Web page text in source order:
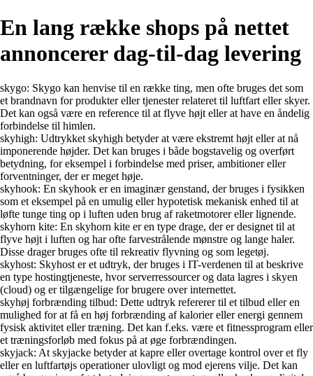
En lang række shops på nettet
annoncerer dag-til-dag levering
skygo: Skygo kan henvise til en række ting, men ofte bruges det som
et brandnavn for produkter eller tjenester relateret til luftfart eller skyer.
Det kan også være en reference til at flyve højt eller at have en åndelig
forbindelse til himlen.
skyhigh: Udtrykket skyhigh betyder at være ekstremt højt eller at nå
imponerende højder. Det kan bruges i både bogstavelig og overført
betydning, for eksempel i forbindelse med priser, ambitioner eller
forventninger, der er meget høje.
skyhook: En skyhook er en imaginær genstand, der bruges i fysikken
som et eksempel på en umulig eller hypotetisk mekanisk enhed til at
løfte tunge ting op i luften uden brug af raketmotorer eller lignende.
skyhorn kite: En skyhorn kite er en type drage, der er designet til at
flyve højt i luften og har ofte farvestrålende mønstre og lange haler.
Disse drager bruges ofte til rekreativ flyvning og som legetøj.
skyhost: Skyhost er et udtryk, der bruges i IT-verdenen til at beskrive
en type hostingtjeneste, hvor serverressourcer og data lagres i skyen
(cloud) og er tilgængelige for brugere over internettet.
skyhøj forbrænding tilbud: Dette udtryk refererer til et tilbud eller en
mulighed for at få en høj forbrænding af kalorier eller energi gennem
fysisk aktivitet eller træning. Det kan f.eks. være et fitnessprogram eller
et træningsforløb med fokus på at øge forbrændingen.
skyjack: At skyjacke betyder at kapre eller overtage kontrol over et fly
eller en luftfartøjs operationer ulovligt og mod ejerens vilje. Det kan